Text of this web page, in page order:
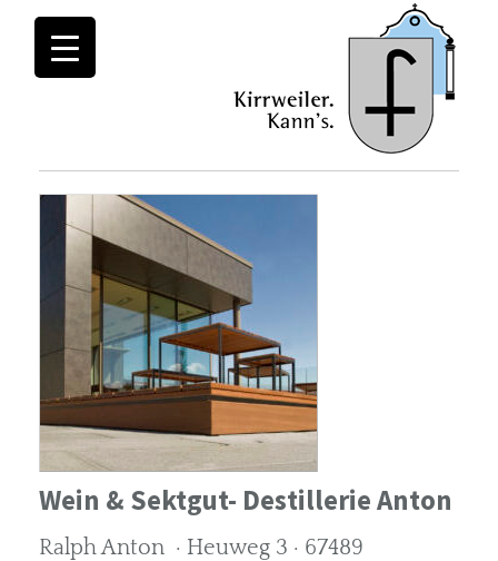
Wein & Sektgut- Destillerie Anton
Ralph Anton · Heuweg 3 · 67489